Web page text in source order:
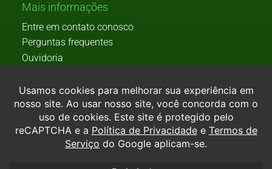
Mais informações
Entre em contato conosco
Perguntas frequentes
Ouvidoria
Formas de ingresso
Processo seletivo